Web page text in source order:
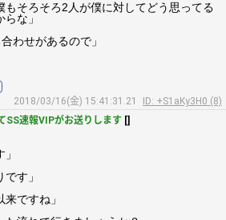
そろそろ2人が僕に対してどう思ってる
な」
わせがあるので」
2018/03/16(金) 15:41:31.21
ID: +S1aKy3H0 (8)
SS速報VIPがお送りします []
す」
ですね」